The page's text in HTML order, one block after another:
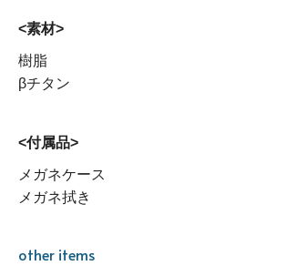
<素材>
樹脂
βチタン
<付属品>
メガネケース
メガネ拭き
other items